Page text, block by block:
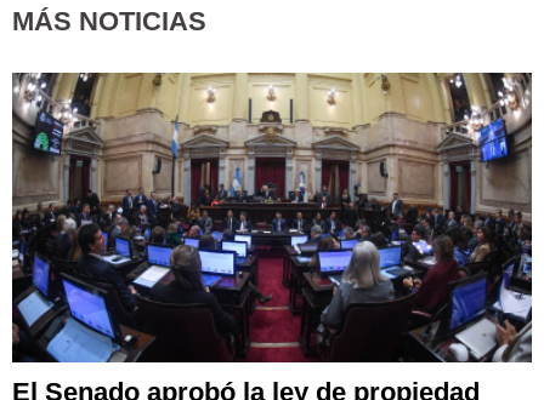
MÁS NOTICIAS
El Senado aprobó la ley de propiedad